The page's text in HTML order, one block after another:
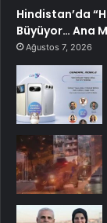
Hindistan’da
Büyüyor… Ana
Ağustos 7, 2026